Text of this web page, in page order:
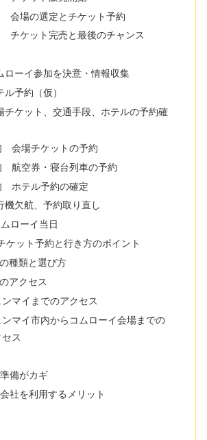
会場の選定とチケット予約
チケット完売と最後のチャンス
ーイ参加を決意・情報収集
予約（仮）
ケット、交通手段、ホテルの予約確
会場チケットの予約
航空券・寝台列車の予約
ホテル予約の確定
欠航、予約取り直し
ローイ当日
ケット予約と行き方のポイント
種類と選び方
アクセス
マイまでのアクセス
ンマイ市内からコムローイ会場までの
ス
備がカギ
社を利用するメリット